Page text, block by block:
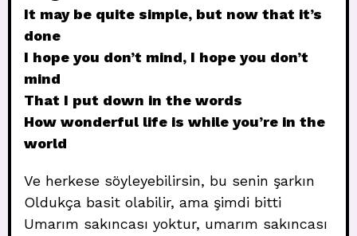
It may be quite simple, but now that it’s
done
I hope you don’t mind, I hope you don’t
mind
That I put down in the words
How wonderful life is while you’re in the
world
Ve herkese söyleyebilirsin, bu senin şarkın
Oldukça basit olabilir, ama şimdi bitti
Umarım sakıncası yoktur, umarım sakıncası